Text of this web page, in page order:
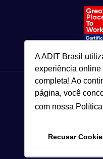
A ADIT Brasil
experiência
completa! Ao
página, você
com nossa
Recusar